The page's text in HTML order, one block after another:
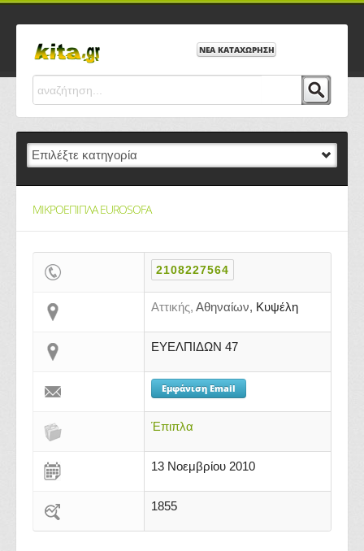
ΝΕΑ ΚΑΤΑΧΩΡΗΣΗ
ΜΙΚΡΟΕΠΙΠΛΑ EUROSOFA
2108227564
Αττικής, Αθηναίων, Κυψέλη
ΕΥΕΛΠΙΔΩΝ 47
Εμφάνιση Email
Έπιπλα
13 Νοεμβρίου 2010
1855